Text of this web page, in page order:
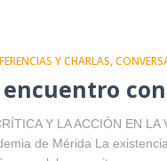
Y CHARLAS
Y LA ACCIÓN EN
de Mérida La